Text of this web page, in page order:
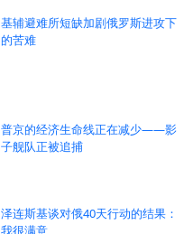
基辅避难所短缺加剧俄罗斯进攻下
的苦难
普京的经济生命线正在减少——影
子舰队正被追捕
泽连斯基谈对俄40天行动的结果：
我很满意